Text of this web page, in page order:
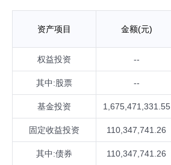
资产项目 金额(元)
权益投资 --
其中:股票 --
基金投资 1,675,471,331.55
固定收益投资 110,347,741.26
其中:债券 110,347,741.26